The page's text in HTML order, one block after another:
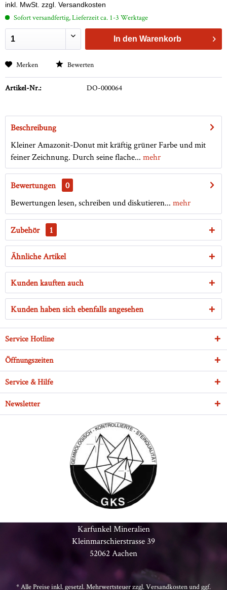
inkl. MwSt. zzgl. Versandkosten
Sofort versandfertig, Lieferzeit ca. 1-3 Werktage
In den Warenkorb
Merken Bewerten
Artikel-Nr.: DO-000064
Beschreibung
Kleiner Amazonit-Donut mit kräftig grüner Farbe und mit
feiner Zeichnung. Durch seine flache... mehr
Bewertungen
0
Bewertungen lesen, schreiben und diskutieren... mehr
Zubehör 1
Ähnliche Artikel
Kunden kauften auch
Kunden haben sich ebenfalls angesehen
Service Hotline
Öffnungszeiten
Service & Hilfe
Newsletter
Karfunkel Mineralien
Kleinmarschierstrasse 39
52062 Aachen
* Alle Preise inkl. gesetzl. Mehrwertsteuer zzgl.Versandkostenund ggf.